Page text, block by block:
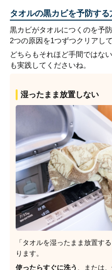
タオルの黒カビを予防する
黒カビがタオルにつくのを予
2つの原因を1つずつクリアし
どちらもそれほど手間ではな
も実践してくださいね。
湿ったまま放置しない
「タオルを湿ったまま放置す
ります。
使ったらすぐに洗う
、または、